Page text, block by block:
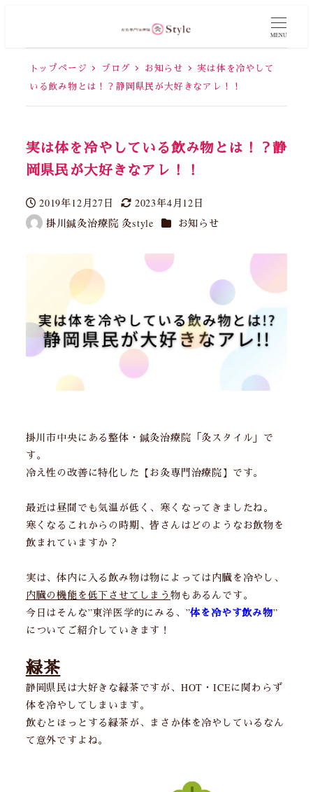
MENU
トップページ ブログ お知らせ
実は体を冷やして
いる飲み物とは！？静岡県民が大好きなアレ！！
実は体を冷やしている飲み物とは！？静
岡県民が大好きなアレ！！
投稿日
2019年12月27日
更新日
2023年4月12日
著
掛川鍼灸治療院 灸style カテゴリー
お知らせ
掛川市中央にある整体・鍼灸治療院「灸スタイル」で
す。
冷え性の改善に特化した【お灸専門治療院】です。
最近は昼間でも気温が低く、寒くなってきましたね。
寒くなるこれからの時期、皆さんはどのようなお飲物を
飲まれていますか？
実は、体内に入る飲み物は物によっては内臓を冷やし、
内臓の機能を低下させてしまう 物もあるんです。
今日はそんな”東洋医学的にみる、”体を冷やす飲み物”
についてご紹介していきます！
緑茶
静岡県民は大好きな緑茶ですが、HOT・ICEに関わらず
体を冷やしてしまいます。
飲むとほっとする緑茶が、まさか体を冷やしているなん
て意外ですよね。